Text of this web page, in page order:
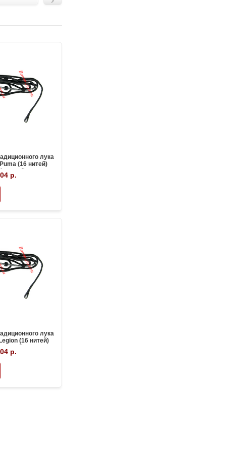
лука
(16 нитей)
64 дюйма
р.
лука
(16 нитей)
66 дюймов
р.